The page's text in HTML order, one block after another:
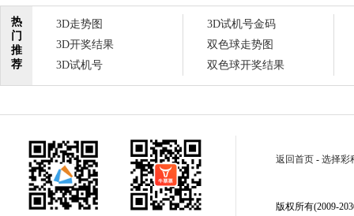
热
门
推
荐
3D走势图
3D开奖结果
3D试机号
3D试机号金码
双色球走势图
双色球开奖结果
返回首页 - 选择彩
版权所有(2009-